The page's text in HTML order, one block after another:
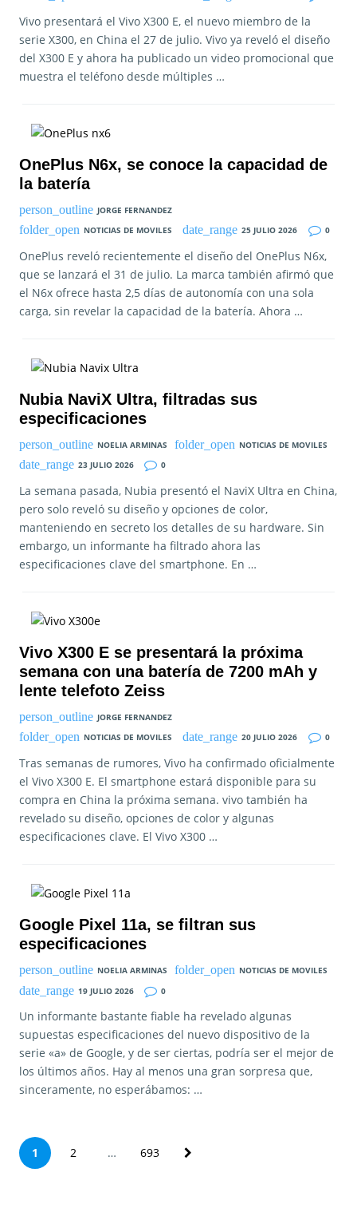
Vivo presentará el Vivo X300 E, el nuevo miembro de la
serie X300, en China el 27 de julio. Vivo ya reveló el diseño
del X300 E y ahora ha publicado un video promocional que
muestra el teléfono desde múltiples …
OnePlus N6x, se conoce la capacidad de
la batería
JORGE FERNANDEZ
NOTICIAS DE MOVILES
25 JULIO 2026 0
OnePlus reveló recientemente el diseño del OnePlus N6x,
que se lanzará el 31 de julio. La marca también afirmó que
el N6x ofrece hasta 2,5 días de autonomía con una sola
carga, sin revelar la capacidad de la batería. Ahora …
Nubia NaviX Ultra, filtradas sus
especificaciones
NOELIA ARMINAS
NOTICIAS DE MOVILES
23 JULIO 2026
0
La semana pasada, Nubia presentó el NaviX Ultra en China,
pero solo reveló su diseño y opciones de color,
manteniendo en secreto los detalles de su hardware. Sin
embargo, un informante ha filtrado ahora las
especificaciones clave del smartphone. En …
Vivo X300 E se presentará la próxima
semana con una batería de 7200 mAh y
lente telefoto Zeiss
JORGE FERNANDEZ
NOTICIAS DE MOVILES
20 JULIO 2026 0
Tras semanas de rumores, Vivo ha confirmado oficialmente
el Vivo X300 E. El smartphone estará disponible para su
compra en China la próxima semana. vivo también ha
revelado su diseño, opciones de color y algunas
especificaciones clave. El Vivo X300 …
Google Pixel 11a, se filtran sus
especificaciones
NOELIA ARMINAS
NOTICIAS DE MOVILES
19 JULIO 2026
0
Un informante bastante fiable ha revelado algunas
supuestas especificaciones del nuevo dispositivo de la
serie «a» de Google, y de ser ciertas, podría ser el mejor de
los últimos años. Hay al menos una gran sorpresa que,
sinceramente, no esperábamos: …
P1 2 … 693